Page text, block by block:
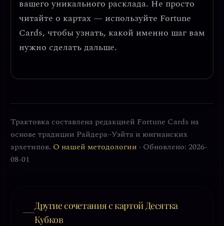
вашего уникального расклада. Не просто
читайте о картах — используйте Fortune
Cards, чтобы узнать, какой именно шаг вам
нужно сделать дальше.
Трактовка составлена редакцией Fortune Cards на
основе традиции Райдера–Уэйта и юнгианских
архетипов. О нашей методологии · Обновлено: 2026-
08-01
Другие сочетания с картой Десятка
Кубков